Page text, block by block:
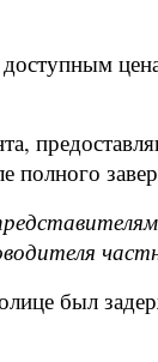
полного
был